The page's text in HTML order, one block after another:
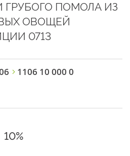
ГРУБОГО ПОМОЛА ИЗ
ОВОЩЕЙ
0713
1106 10 000 0
10%